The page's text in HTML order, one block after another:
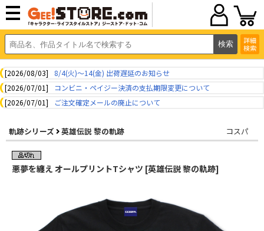
詳細
検索
[2026/08/03]
8/4(火)～14(金) 出荷遅延のお知らせ
[2026/07/01]
コンビニ・ペイジー決済の支払期限変更について
[2026/07/01]
ご注文確定メールの廃止について
軌跡シリーズ 英雄伝説 黎の軌跡 コスパ
悪夢を纏え オールプリントTシャツ [英雄伝説 黎の軌跡]